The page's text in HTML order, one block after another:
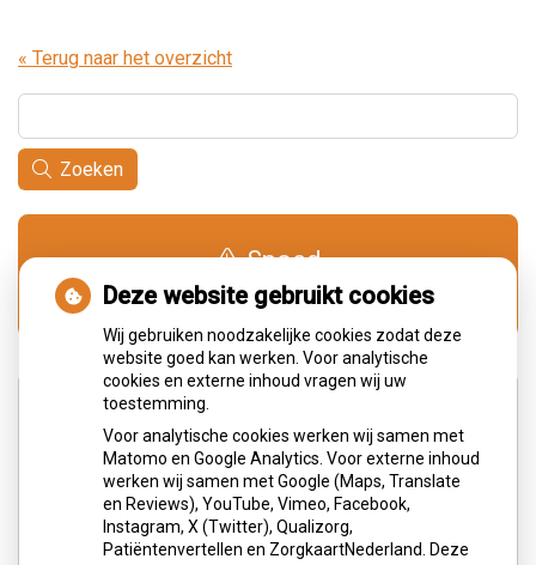
« Terug naar het overzicht
Zoeken
Spoed
0900-1515
Adresgegevens
Wilhelminastraat 3
6373JS Landgraaf
045 5315 764
balie@mondzorggenders.nl
Deze website gebruikt cookies
Wij gebruiken noodzakelijke cookies zodat deze
website goed kan werken. Voor analytische
cookies en externe inhoud vragen wij uw
toestemming.
Voor analytische cookies werken wij samen met
Matomo en Google Analytics. Voor externe inhoud
werken wij samen met Google (Maps, Translate
en Reviews), YouTube, Vimeo, Facebook,
Instagram, X (Twitter), Qualizorg,
Patiëntenvertellen en ZorgkaartNederland. Deze